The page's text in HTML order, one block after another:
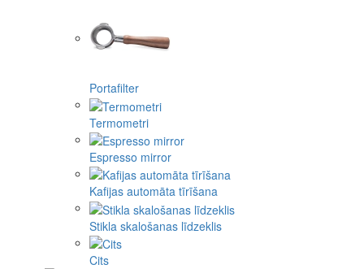
Portafilter
Termometri
Espresso mirror
Kafijas automāta tīrīšana
Stikla skalošanas līdzeklis
Cits